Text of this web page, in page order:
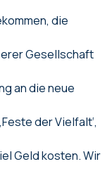
die
Gesellschaft
an die neue
der Vielfalt‘,
Geld kosten. Wir